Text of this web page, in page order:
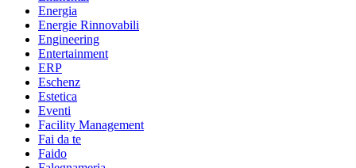
Energia
Energie Rinnovabili
Engineering
Entertainment
ERP
Eschenz
Estetica
Eventi
Facility Management
Fai da te
Faido